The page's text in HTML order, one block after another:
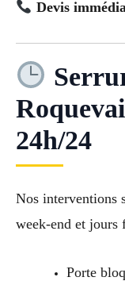
Devis
24h/24
Nos interventions
week-end et jours
Porte